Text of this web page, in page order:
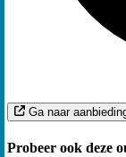
Ga naar
Probeer ook deze